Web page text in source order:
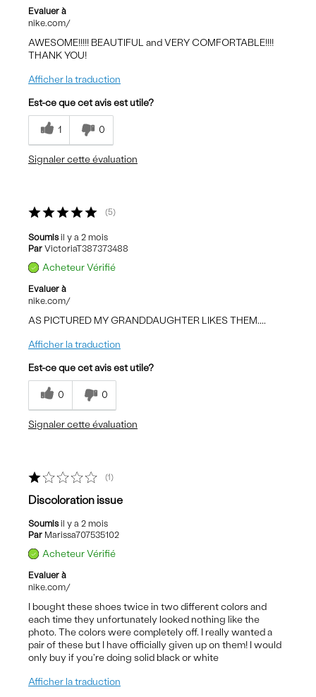
Evaluer à
nike.com/
AWESOME!!!!! BEAUTIFUL and VERY COMFORTABLE!!!!
THANK YOU!
Afficher la traduction
Est-ce que cet avis est utile?
1 0
Signaler cette évaluation
5
Soumisil y a 2 mois
Par VictoriaT387373488
Acheteur Vérifié
Evaluer à
nike.com/
AS PICTURED MY GRANDDAUGHTER LIKES THEM....
Afficher la traduction
Est-ce que cet avis est utile?
0 0
Signaler cette évaluation
1
Discoloration issue
Soumisil y a 2 mois
Par Marissa707535102
Acheteur Vérifié
Evaluer à
nike.com/
I bought these shoes twice in two different colors and
each time they unfortunately looked nothing like the
photo. The colors were completely off. I really wanted a
pair of these but I have officially given up on them! I would
only buy if you're doing solid black or white
Afficher la traduction